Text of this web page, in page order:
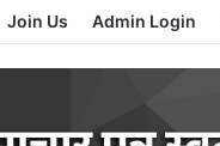
Join Us Admin Login